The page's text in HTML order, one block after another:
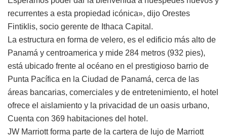
recurrentes a esta propiedad icónica», dijo Orestes
Fintiklis, socio gerente de Ithaca Capital.
La estructura en forma de velero, es el edificio más alto de
Panamá y centroamerica y mide 284 metros (932 pies),
está ubicado frente al océano en el prestigioso barrio de
Punta Pacífica en la Ciudad de Panamá, cerca de las
áreas bancarias, comerciales y de entretenimiento, el hotel
ofrece el aislamiento y la privacidad de un oasis urbano,
Cuenta con 369 habitaciones del hotel.
JW Marriott forma parte de la cartera de lujo de Marriott